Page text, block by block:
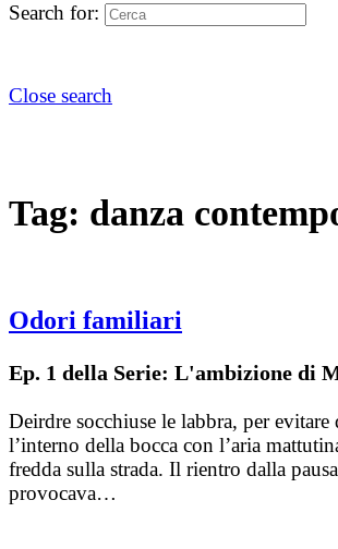
Search for:
Close search
Tag: danza
Odori familiari
Ep. 1 della Serie: L'ambizione di
Deirdre socchiuse le labbra, per evitare
l’interno della bocca con l’aria
fredda sulla strada. Il rientro dalla
provocava…